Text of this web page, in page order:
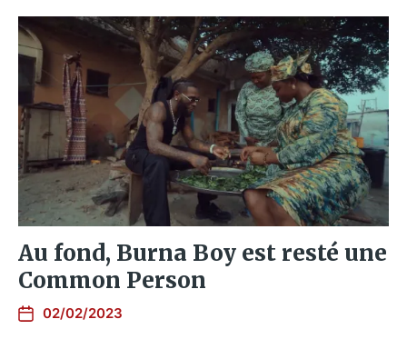
Au fond, Burna Boy est resté une
Common Person
02/02/2023